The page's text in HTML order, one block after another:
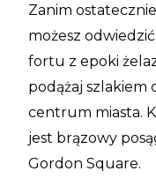
Zanim
możesz
fortu z epoki
podążaj szlakiem
centrum miasta.
jest brązowy
Gordon Square.